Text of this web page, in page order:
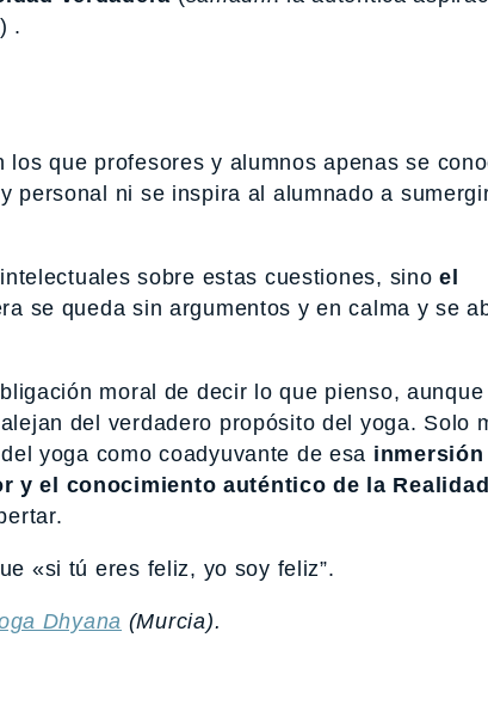
.
que profesores y alumnos apenas se
personal ni se inspira al alumnado a
sobre estas cuestiones, sinoel
se queda sin argumentos y en calma y se
moral de decir lo que pienso, aunque
del verdadero propósito del yoga. Solo
yoga como coadyuvante de esa inmersión
y el conocimiento auténtico de la
«si tú eres feliz, yo soy feliz”.
Dhyana (Murcia).